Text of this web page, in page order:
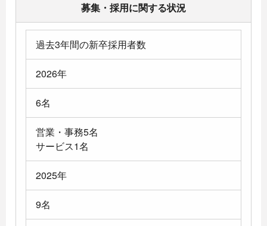
募集・採用に関する状況
過去3年間の新卒採用者数
2026年
6名
営業・事務5名
サービス1名
2025年
9名